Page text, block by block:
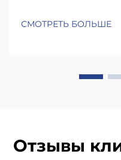
рывки и подъемы на
СМОТРЕТЬ БОЛЬШЕ
Отзывы